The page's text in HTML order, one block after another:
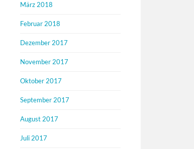
März 2018
Februar 2018
Dezember 2017
November 2017
Oktober 2017
September 2017
August 2017
Juli 2017